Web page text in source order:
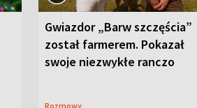
Gwiazdor „Barw szczęścia”
został farmerem. Pokazał
swoje niezwykłe ranczo
Rozmowy